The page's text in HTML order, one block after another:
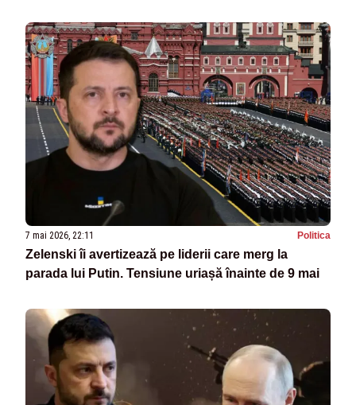
7 mai 2026, 22:11 Politica
Zelenski îi avertizează pe liderii care merg la
parada lui Putin. Tensiune uriașă înainte de 9 mai